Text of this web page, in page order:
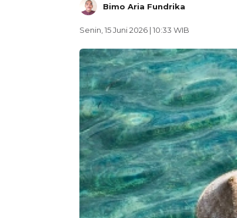
Bimo Aria Fundrika
Senin, 15 Juni 2026 | 10:33 WIB